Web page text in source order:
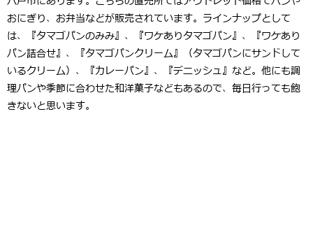
おにぎり、お弁当などが販売されています。ラインナップとして
は、『タマゴパンのみみ』、『ワケありタマゴパン』、『ワケあり
パン詰合せ』、『タマゴパンクリーム』（タマゴパンにサンドして
いるクリーム）、『カレーパン』、『デニッシュ』など。他にも調
理パンや季節に合わせた和洋菓子などもあるので、毎日行っても飽
きないと思います。